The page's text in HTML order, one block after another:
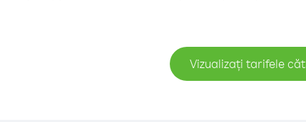
Vizualizați tarifele